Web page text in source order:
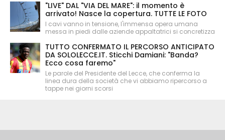
"LIVE" DAL "VIA DEL MARE": il momento è
arrivato! Nasce la copertura. TUTTE LE FOTO
I cavi vanno in tensione, l'immensa opera umana
messa in piedi dalle aziende appaltatrici si concretizza
TUTTO CONFERMATO IL PERCORSO ANTICIPATO
DA SOLOLECCE.IT. Sticchi Damiani: "Banda?
Ecco cosa faremo"
Le parole del Presidente del Lecce, che conferma la
linea dura della società che vi abbiamo ripercorso a
tappe nei giorni scorsi